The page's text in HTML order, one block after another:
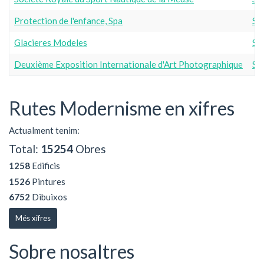
Protection de l'enfance, Spa
Glacieres Modeles
Deuxième Exposition Internationale d'Art Photographique
Rutes Modernisme en xifres
Actualment tenim:
Total: 15254 Obres
1258 Edificis
1526 Pintures
6752 Dibuixos
Més xifres
Sobre nosaltres